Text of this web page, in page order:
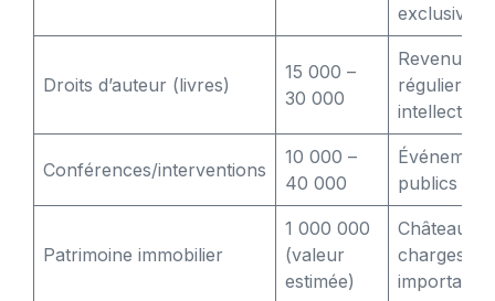
exclusivités
Droits d’auteur (livres)
15 000 –
30 000
Revenus
réguliers,
intellectuel
Conférences/interventions
10 000 –
40 000
publics et
Patrimoine immobilier
1 000 000
(valeur
estimée)
Château
charges